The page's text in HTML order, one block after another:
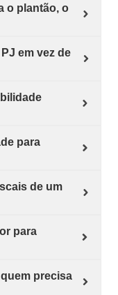
o plantão, o
em vez de
para
de um
para
precisa